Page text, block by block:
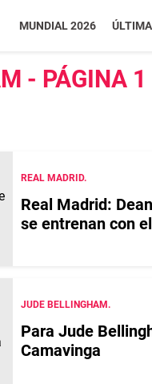
MUNDIAL 2026
- PÁGINA 1
REAL MADRID.
Real Madrid:
se entrenan con
JUDE BELLINGHAM.
Para Jude
Camavinga